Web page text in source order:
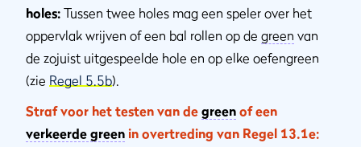
holes: Tussen twee holes mag een speler over het
oppervlak wrijven of een bal rollen op de green van
de zojuist uitgespeelde hole en op elke oefengreen
(zie Regel 5.5b).
Straf voor het testen van de green of een
verkeerde green in overtreding van Regel 13.1e: